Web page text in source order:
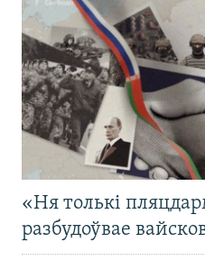
«Ня толькі
разбудоўвае